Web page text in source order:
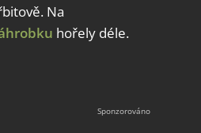
Na
hořely déle.